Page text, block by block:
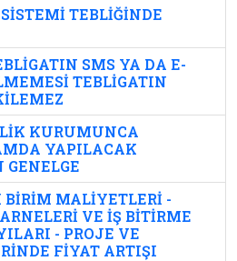
TEBLİĞİNDE
SMS YA DA E-
TEBLİGATIN
KURUMUNCA
YAPILACAK
MALİYETLERİ -
VE İŞ BİTİRME
- PROJE VE
FİYAT ARTIŞI